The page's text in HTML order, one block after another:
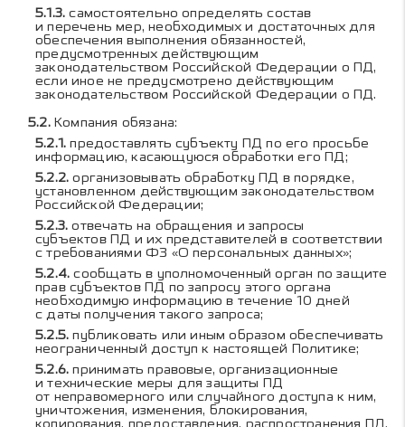
самостоятельно определять состав
и перечень мер, необходимых и достаточных для
обеспечения выполнения обязанностей,
предусмотренных действующим
законодательством Российской Федерации о ПД,
если иное не предусмотрено действующим
законодательством Российской Федерации о ПД.
Компания обязана:
предоставлять субъекту ПД по его просьбе
информацию, касающуюся обработки его ПД;
организовывать обработку ПД в порядке,
установленном действующим законодательством
Российской Федерации;
отвечать на обращения и запросы
субъектов ПД и их представителей в соответствии
с требованиями ФЗ «О персональных данных»;
сообщать в уполномоченный орган по защите
прав субъектов ПД по запросу этого органа
необходимую информацию в течение 10 дней
с даты получения такого запроса;
публиковать или иным образом обеспечивать
неограниченный доступ к настоящей Политике;
принимать правовые, организационные
и технические меры для защиты ПД
от неправомерного или случайного доступа к ним,
уничтожения, изменения, блокирования,
копирования, предоставления, распространения ПД,